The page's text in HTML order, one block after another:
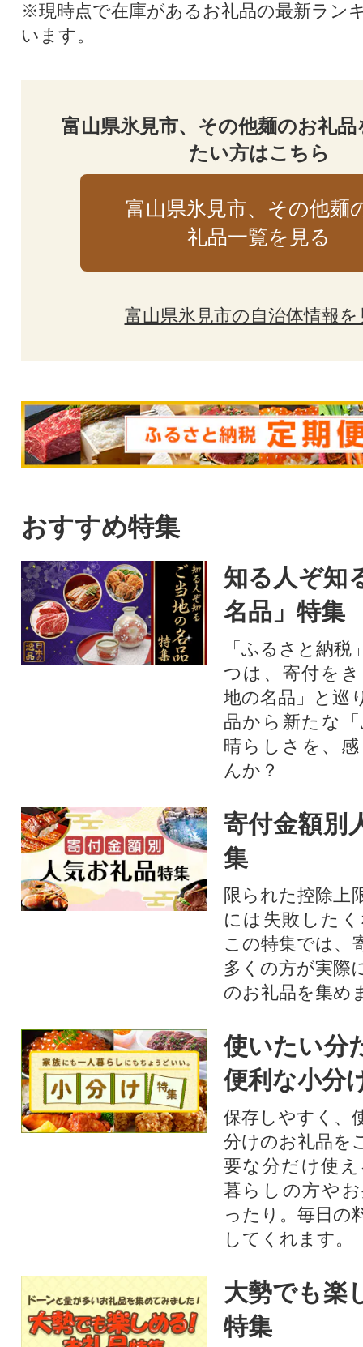
※現時点で在庫があるお礼品の最新ラン
います。
富山県氷見市、その他麺のお礼
たい方はこちら
富山県氷見市、その他麺
礼品一覧を見る
富山県氷見市の自治体情報を
おすすめ特集
知る人ぞ知
名品」特集
「ふるさと納
つは、寄付を
地の名品」と巡
品から新たな
晴らしさを、
んか？
寄付金額別
集
限られた控除上
には失敗した
この特集では、
多くの方が実際
のお礼品を集め
使いたい分
便利な小分
保存しやすく、
分けのお礼品を
要な分だけ使
暮らしの方や
ったり。毎日の
してくれます。
大勢でも楽
特集